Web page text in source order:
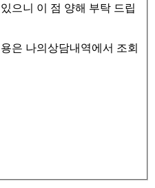
으니 이 점 양해 부탁 드립
은 나의상담내역에서 조회